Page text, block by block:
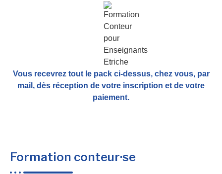
Vous recevrez tout le pack ci-dessus, chez vous, par
mail, dès réception de votre inscription et de votre
paiement.
Formation conteur·se